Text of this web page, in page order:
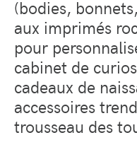
(bodies,
aux imprimés
pour
cabinet de
cadeaux de
accessoires
trousseau des